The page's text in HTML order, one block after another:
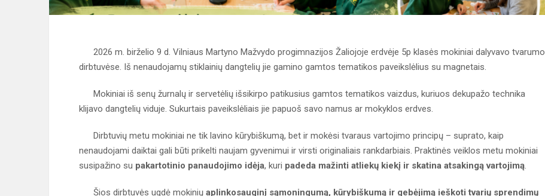
2026 m. birželio 9 d. Vilniaus Martyno Mažvydo progimnazijos Žaliojoje erdvėje 5p klasės mokiniai dalyvavo tvarumo
dirbtuvėse. Iš nenaudojamų stiklainių dangtelių jie gamino gamtos tematikos paveikslėlius su magnetais.
Mokiniai iš senų žurnalų ir servetėlių išsikirpo patikusius gamtos tematikos vaizdus, kuriuos dekupažo technika
klijavo dangtelių viduje. Sukurtais paveikslėliais jie papuoš savo namus ar mokyklos erdves.
Dirbtuvių metu mokiniai ne tik lavino kūrybiškumą, bet ir mokėsi tvaraus vartojimo principų – suprato, kaip
nenaudojami daiktai gali būti prikelti naujam gyvenimui ir virsti originaliais rankdarbiais. Praktinės veiklos metu mokiniai
susipažino su pakartotinio panaudojimo idėja, kuri padeda mažinti atliekų kiekį ir skatina atsakingą vartojimą.
Šios dirbtuvės ugdė mokinių aplinkosauginį sąmoningumą, kūrybiškumą ir gebėjimą ieškoti tvarių sprendimų